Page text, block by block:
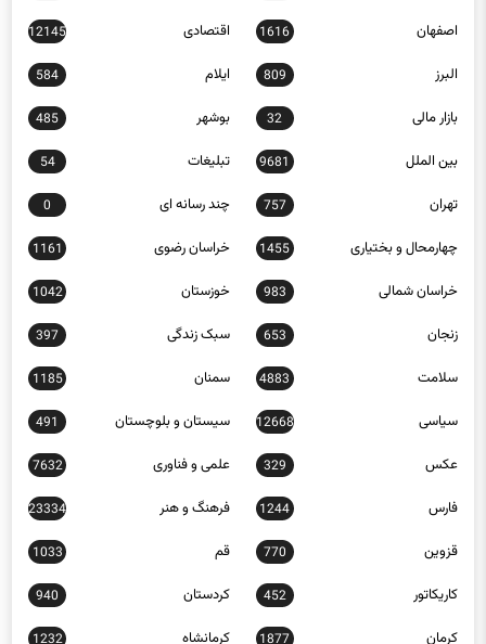
اصفهان 1616 اقتصادی 12145
البرز 809 ایلام 584
بازار مالی 32 بوشهر 485
بین الملل 9681 تبلیغات 54
تهران 757 چند رسانه ای 0
چهارمحال و بختیاری 1455 خراسان رضوی 1161
خراسان شمالی 983 خوزستان 1042
زنجان 653 سبک زندگی 397
سلامت 4883 سمنان 1185
سیاسی 12668 سیستان و بلوچستان 491
عکس 329 علمی و فناوری 7632
فارس 1244 فرهنگ و هنر 23334
قزوین 770 قم 1033
کاریکاتور 452 کردستان 940
کرمان 1877 کرمانشاه 1232